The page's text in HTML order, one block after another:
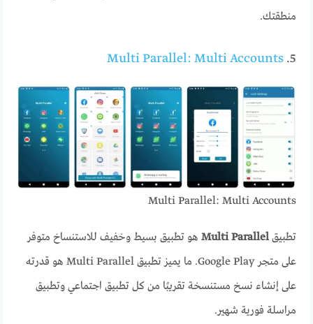
منطقتك.
5.
Multi Parallel: Multi Accounts
Multi Parallel: Multi Accounts
تطبيقMulti Parallel هو تطبيق بسيط وخفيف للاستنساخ متوفر
على متجر Google Play. ما يميز تطبيق Multi Parallel هو قدرته
على إنشاء نسخ مستنسخة تقريبًا من كل تطبيق اجتماعي وتطبيق
مراسلة فورية شهير.